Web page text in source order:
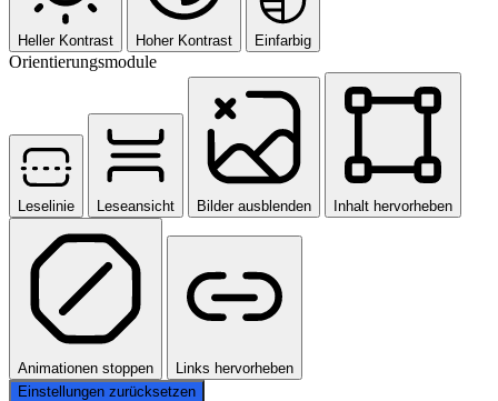
Heller Kontrast Hoher Kontrast Einfarbig
Orientierungsmodule
Leselinie Leseansicht Bilder ausblenden Inhalt hervorheben
Animationen stoppen
Links hervorheben
Einstellungen zurücksetzen